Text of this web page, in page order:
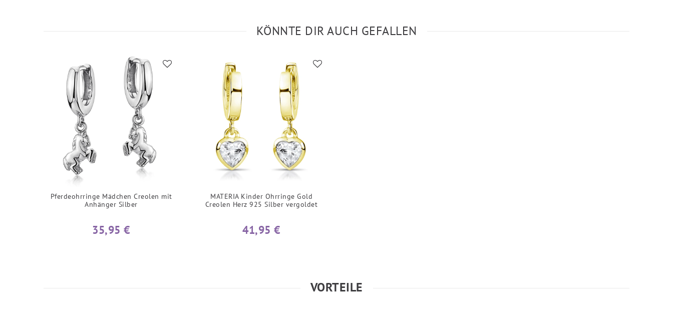
KÖNNTE DIR AUCH GEFALLEN
Pferdeohrringe Mädchen Creolen mit
Anhänger Silber
35,95 €
MATERIA Kinder Ohrringe Gold
Creolen Herz 925 Silber vergoldet
41,95 €
VORTEILE